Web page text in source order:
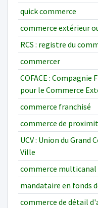
quick commerce
commerce extérieur
RCS : registre du
commercer
COFACE : Compagnie
pour le Commerce
commerce franchisé
commerce de
UCV : Union du Grand
Ville
commerce multicanal
mandataire en fonds
commerce de détail